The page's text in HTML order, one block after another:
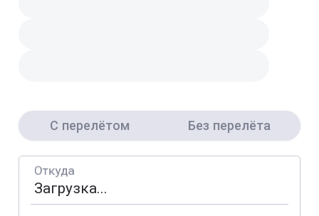
С перелётом Без перелёта
Откуда